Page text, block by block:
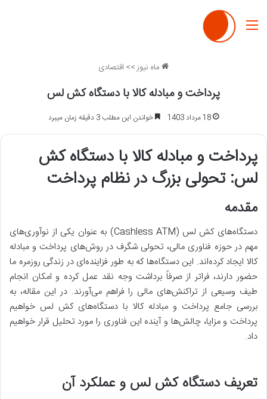
منو
ماه نیوز>> اقتصادی
پرداخت و مبادله کالا با دستگاه کش لس
18 مرداد 1403 خواندن این مطلب 3 دقیقه زمان میبرد
پرداخت و مبادله کالا با دستگاه کش
لس: تحولی بزرگ در نظام پرداخت
مقدمه
دستگاه‌های کش لس (Cashless ATM) به عنوان یکی از نوآوری‌های
مهم در حوزه فناوری مالی، تحولی شگرف در روش‌های پرداخت و مبادله
کالا ایجاد کرده‌اند. این دستگاه‌ها که به طور فزاینده‌ای در زندگی روزمره ما
حضور دارند، فراتر از صرفاً برداشت وجه نقد عمل کرده و امکان انجام
طیف وسیعی از تراکنش‌های مالی را فراهم می‌آورند. در این مقاله، به
بررسی جامع پرداخت و مبادله کالا با دستگاه‌های کش لس خواهیم
پرداخت و مزایا، چالش‌ها و آینده این فناوری را مورد تحلیل قرار خواهیم
داد.
تعریف دستگاه کش لس و عملکرد آن